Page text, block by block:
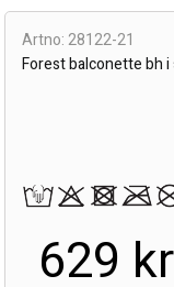
Artno: 28122-21
Forest balconette bh
629 kr